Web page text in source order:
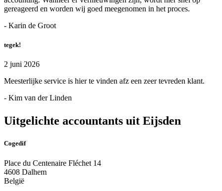
gereageerd en worden wij goed meegenomen in het proces.
- Karin de Groot
tegek!
2 juni 2026
Meesterlijke service is hier te vinden afz een zeer tevreden klant.
- Kim van der Linden
Uitgelichte accountants uit Eijsden
Cogedif
Place du Centenaire Fléchet 14
4608 Dalhem
België